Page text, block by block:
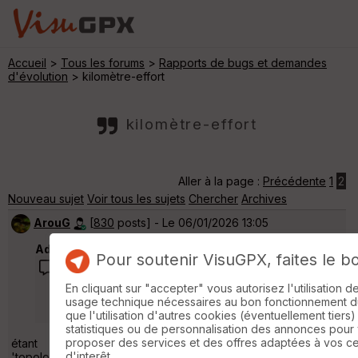
Accueil > Tous les forums > Rapports de bugs et demandes
d'évolution > kilomètre-effort
kilomètre-effort
Aller à la page : Précédente 1 2
Nouveau sujet Voir tous les sujets Chercher Archives
ArouG
[830 posts] - Le 06/01/2026 13:05
Admin a dit :
J'ai limité l'affichage de cette donnée aux
seules activités à pied.
étant donné que c'est une information purement
Pour soutenir VisuGPX, faites le
En cliquant sur "accepter" vous autorisez l'utilisation
usage technique nécessaires au bon fonctionnement
que l'utilisation d'autres cookies (éventuellement
statistiques ou de personnalisation des annonces pour
proposer des services et des offres adaptées à vos